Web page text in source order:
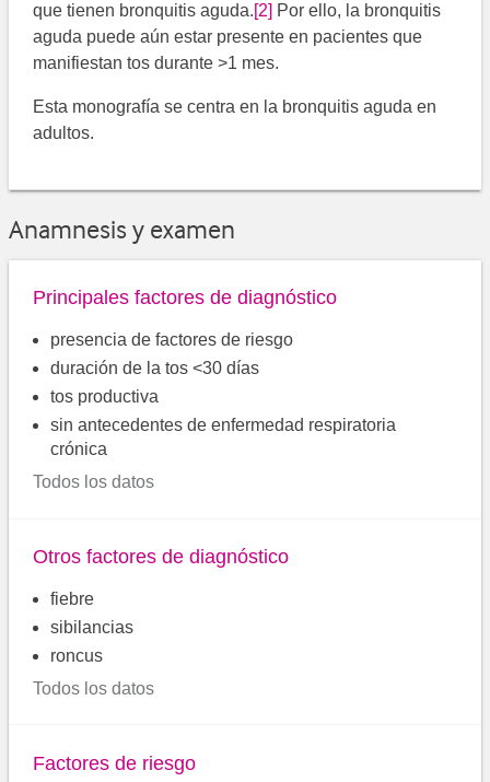
que tienen bronquitis aguda.[2] Por ello, la bronquitis
aguda puede aún estar presente en pacientes que
manifiestan tos durante >1 mes.
Esta monografía se centra en la bronquitis aguda en
adultos.
Anamnesis y examen
Principales factores de diagnóstico
presencia de factores de riesgo
duración de la tos <30 días
tos productiva
sin antecedentes de enfermedad respiratoria
crónica
Todos los datos
Otros factores de diagnóstico
fiebre
sibilancias
roncus
Todos los datos
Factores de riesgo